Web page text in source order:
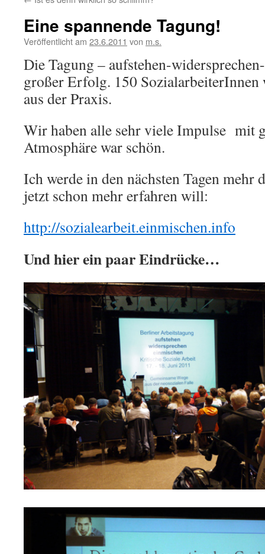
Eine spannende Tagung!
Veröffentlicht am 23.6.2011 von m.s.
Die Tagung – aufstehen-
großer Erfolg. 150 SozialarbeiterInnen
aus der Praxis.
Wir haben alle sehr viele Impulse mit
Atmosphäre war schön.
Ich werde in den nächsten Tagen mehr
jetzt schon mehr erfahren will:
http://sozialearbeit.einmischen.info
Und hier ein paar Eindrücke…